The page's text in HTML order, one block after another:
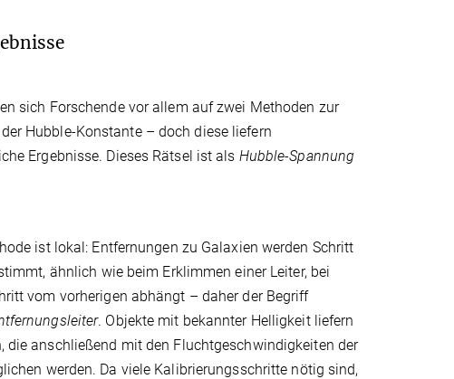
sich Forschende vor allem auf zwei Methoden zur
Hubble-Konstante – doch diese liefern
Ergebnisse. Dieses Rätsel ist als Hubble-Spannung
ist lokal: Entfernungen zu Galaxien werden Schritt
ähnlich wie beim Erklimmen einer Leiter, bei
vom vorherigen abhängt – daher der Begriff
. Objekte mit bekannter Helligkeit liefern
die anschließend mit den Fluchtgeschwindigkeiten der
werden. Da viele Kalibrierungsschritte nötig sind,